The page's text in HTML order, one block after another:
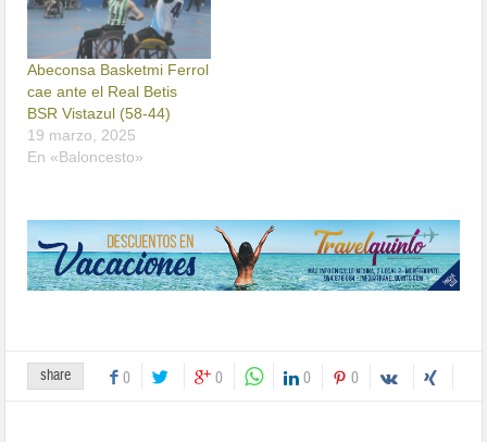
Abeconsa Basketmi Ferrol
cae ante el Real Betis
BSR Vistazul (58-44)
19 marzo, 2025
En «Baloncesto»
share 0 0 0 0